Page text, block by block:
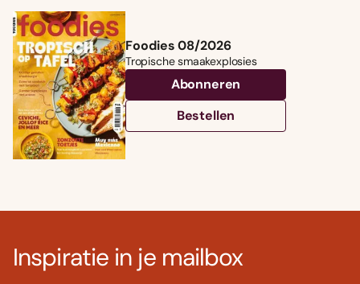
Foodies 08/2026
Tropische smaakexplosies
Abonneren
Bestellen
Inspiratie in je mailbox